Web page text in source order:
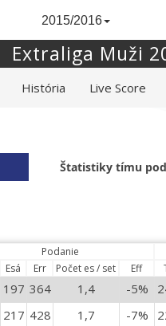
2015/2016
Extraliga Muži
História Live Score
Štatistiky tímu
Podanie
Esá Err Počet es / set Eff
197 364 1,4 -5%
217 428 1,7 -7%